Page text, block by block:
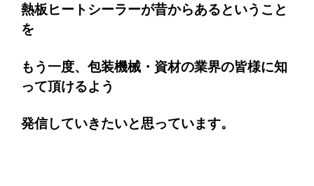
熱板ヒートシーラーが昔からあるということ
を
もう一度、包装機械・資材の業界の皆様に知
って頂けるよう
発信していきたいと思っています。